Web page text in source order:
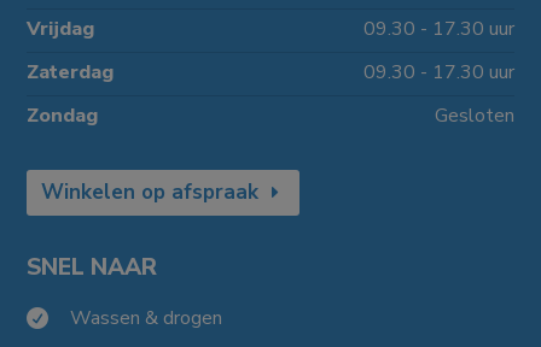
Vrijdag
09.30 - 17.30 uur
Zaterdag
09.30 - 17.30 uur
Zondag
Gesloten
Winkelen op afspraak
SNEL NAAR
 Wassen & drogen